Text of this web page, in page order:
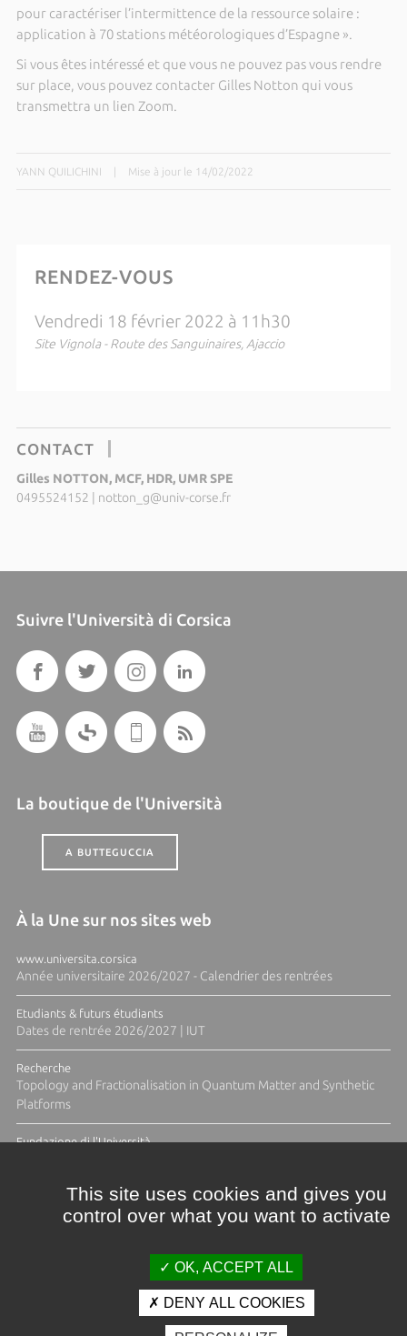
pour caractériser l’intermittence de la ressource solaire :
application à 70 stations météorologiques d’Espagne ».
Si vous êtes intéressé et que vous ne pouvez pas vous rendre
sur place, vous pouvez contacter Gilles Notton qui vous
transmettra un lien Zoom.
YANN QUILICHINI Mise à jour le 14/02/2022
RENDEZ-VOUS
Vendredi 18 février 2022 à 11h30
Site Vignola - Route des Sanguinaires, Ajaccio
CONTACT
Gilles NOTTON, MCF, HDR, UMR SPE
0495524152
notton_g@univ-corse.fr
Suivre l'Università di Corsica
La boutique de l'Università
A BUTTEGUCCIA
À la Une sur nos sites web
www.universita.corsica
Année universitaire 2026/2027 - Calendrier des rentrées
Etudiants & futurs étudiants
Dates de rentrée 2026/2027 | IUT
Recherche
Topology and Fractionalisation in Quantum Matter and Synthetic
Platforms
Fundazione di l'Università
Crédits et mentions légales
This site uses cookies and gives you
control over what you want to activate
OK, ACCEPT ALL
DENY ALL COOKIES